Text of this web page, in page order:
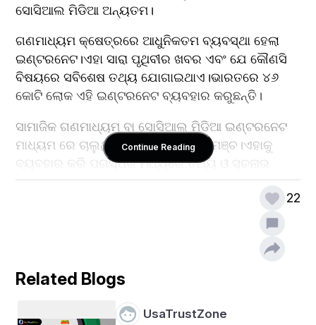
ସୋସିଆଲ ମିଡିଆ ଅନ୍ୟତମ।
ଗଣମାଧ୍ୟମ କ୍ଷେତ୍ରରେ ଆଧୁନିକତମ ବ୍ୟବସ୍ଥା ହେଲା
ଇଣ୍ଟରନେଟ।ଏହା ସାରା ପୃଥିବୀର ଖବର ଏବଂ ଯେ କୌଣସି
ବିଷୟରେ ସବିଶେଷ ତଥ୍ୟ ଯୋଗାଇଥାଏ।ଭାରତରେ ୪୬
କୋଟି ଲୋକ ଏହି ଇଣ୍ଟରନେଟ ବ୍ୟବହାର କରୁଛନ୍ତି।
ସାମାଜିକ ଗଣମାଧ୍ୟମ ବା ସୋସିଆଲ ମିଡିଆ ଇଣ୍ଟରନେଟ
ମାଧ୍ୟମ ରେ ଚାଲୁଥିବା ଏକ ଯୋଗାଯୋଗ ମଞ୍ଚ।ଏହାକୁ
ବ୍ୟବହାର କରି ପରସ୍ପର ମଧ୍ୟରେ ତଥ୍ୟ ଓ ସୂଚନାର
ବା ସାରାପୃଥିବୀର ତଥ୍ୟ ଯୋଗାଇ ନ ଥାଏ ବରଂ ଅବସର
ବିନୋଦନ,ମନୋରଞ୍ଜନ ତଥା ଜ୍ଞାନ ବୃଦ୍ଧିରେ ମଧ୍ୟ ସହାୟକ
Continue Reading
22
Related Blogs
UsaTrustZone